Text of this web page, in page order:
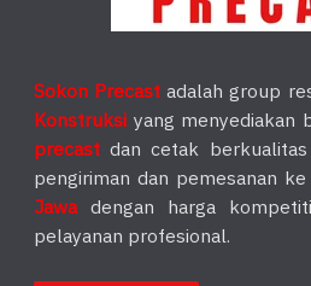
Sokon Precast adalah group
Konstruksi yang menyediakan
precast dan cetak
pengiriman dan pemesanan
Jawadengan harga
pelayanan profesional.